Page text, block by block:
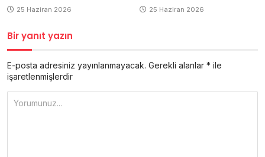
25 Haziran 2026 25 Haziran 2026
Bir yanıt yazın
E-posta adresiniz yayınlanmayacak. Gerekli alanlar * ile
işaretlenmişlerdir